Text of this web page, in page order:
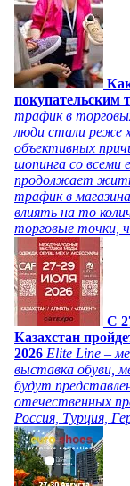
покупательским
трафик в
люди стали реже
объективных
шопинга со всеми
продолжает жить
трафик в
влиять на то
торговые точки,
C
Казахстан
2026 Elite Line –
выставка обуви,
будут
отечественных
Россия, Турция,